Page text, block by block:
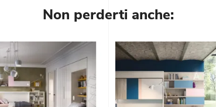
Non perderti anche: